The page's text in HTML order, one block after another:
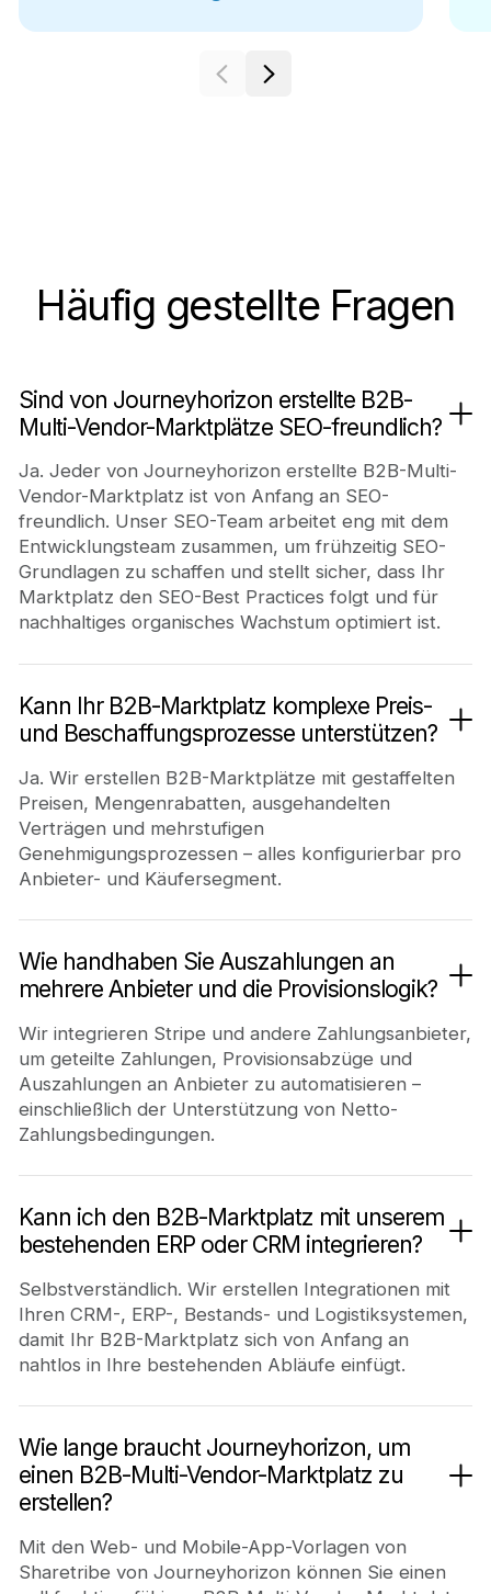
Häufig gestellte Fragen
Sind von Journeyhorizon erstellte B2B-
Multi-Vendor-Marktplätze SEO-freundlich?
Ja. Jeder von Journeyhorizon erstellte B2B-Multi-
Vendor-Marktplatz ist von Anfang an SEO-
freundlich. Unser SEO-Team arbeitet eng mit dem
Entwicklungsteam zusammen, um frühzeitig SEO-
Grundlagen zu schaffen und stellt sicher, dass Ihr
Marktplatz den SEO-Best Practices folgt und für
nachhaltiges organisches Wachstum optimiert ist.
Kann Ihr B2B-Marktplatz komplexe Preis-
und Beschaffungsprozesse unterstützen?
Ja. Wir erstellen B2B-Marktplätze mit gestaffelten
Preisen, Mengenrabatten, ausgehandelten
Verträgen und mehrstufigen
Genehmigungsprozessen – alles konfigurierbar pro
Anbieter- und Käufersegment.
Wie handhaben Sie Auszahlungen an
mehrere Anbieter und die Provisionslogik?
Wir integrieren Stripe und andere Zahlungsanbieter,
um geteilte Zahlungen, Provisionsabzüge und
Auszahlungen an Anbieter zu automatisieren –
einschließlich der Unterstützung von Netto-
Zahlungsbedingungen.
Kann ich den B2B-Marktplatz mit unserem
bestehenden ERP oder CRM integrieren?
Selbstverständlich. Wir erstellen Integrationen mit
Ihren CRM-, ERP-, Bestands- und Logistiksystemen,
damit Ihr B2B-Marktplatz sich von Anfang an
nahtlos in Ihre bestehenden Abläufe einfügt.
Wie lange braucht Journeyhorizon, um
einen B2B-Multi-Vendor-Marktplatz zu
erstellen?
Mit den Web- und Mobile-App-Vorlagen von
Sharetribe von Journeyhorizon können Sie einen